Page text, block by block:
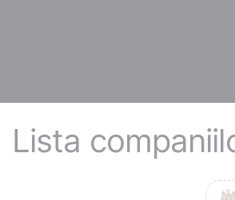
Lista